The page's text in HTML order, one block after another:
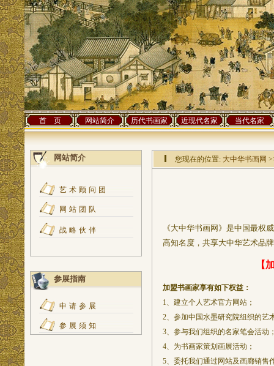
首 页 网站简介 历代书画家 近现代名家 当代名家
网站简介
艺术顾问团
网站团队
战略伙伴
参展指南
申请参展
参展须知
您现在的位置: 大中华书画网
《大中华书画网》是中国最权
高知名度，共享大中华艺术品
【
加盟书画家享有如下权益：
1、建立个人艺术官方网站；
2、参加中国水墨研究院组织的艺
3、参与我们组织的名家笔会活动
4、为书画家策划画展活动；
5、委托我们通过网站及画廊销售